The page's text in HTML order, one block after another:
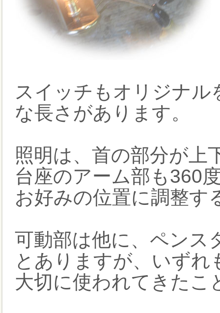
スイッチもオリジナル
な長さがあります。
照明は、首の部分が上
台座のアーム部も360
お好みの位置に調整す
可動部は他に、ペンス
とありますが、いずれ
大切に使われてきたこ